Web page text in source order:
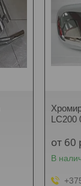
LC200
от 60
В